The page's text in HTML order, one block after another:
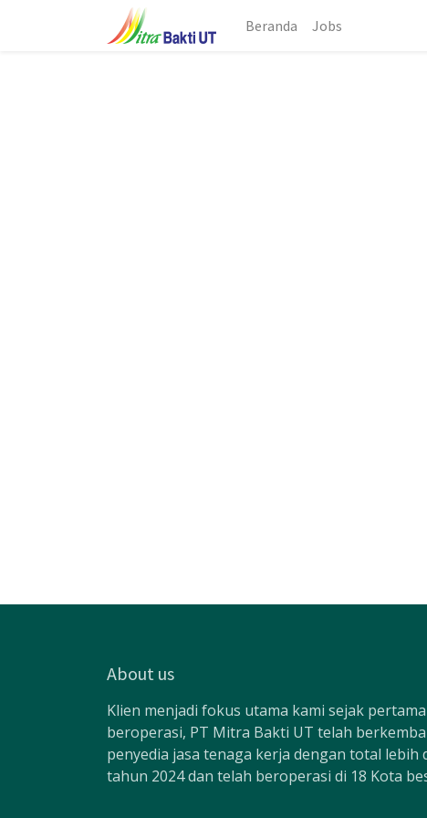
Beranda Jobs
About us
Klien menjadi fokus utama kami sejak
beroperasi, PT Mitra Bakti UT telah
penyedia jasa tenaga kerja dengan total lebih
tahun 2024 dan telah beroperasi di 18 Kota